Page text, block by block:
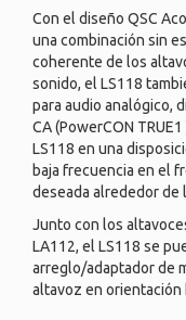
Con el diseño QSC
una combinación sin
coherente de los
sonido, el LS118
para audio analógico,
CA (PowerCON
LS118 en una
baja frecuencia en el
deseada alrededor de
Junto con los
LA112, el LS118 se
arreglo/adaptador de
altavoz en